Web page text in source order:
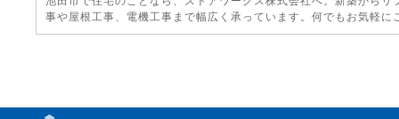
事や屋根工事、電機工事まで幅広く承っています。何でもお気軽に